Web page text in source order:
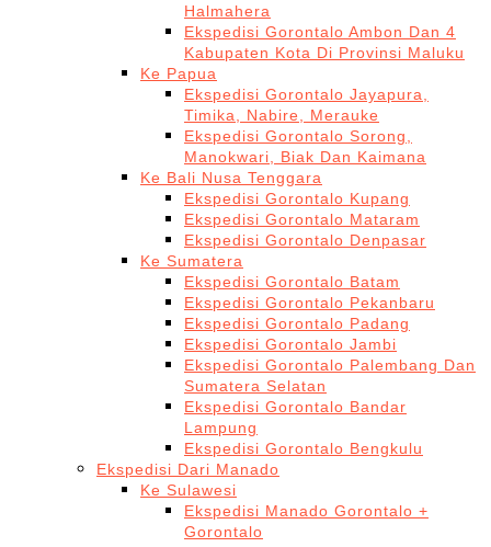
Halmahera
Ekspedisi Gorontalo Ambon Dan 4
Kabupaten Kota Di Provinsi Maluku
Ke Papua
Ekspedisi Gorontalo Jayapura,
Timika, Nabire, Merauke
Ekspedisi Gorontalo Sorong,
Manokwari, Biak Dan Kaimana
Ke Bali Nusa Tenggara
Ekspedisi Gorontalo Kupang
Ekspedisi Gorontalo Mataram
Ekspedisi Gorontalo Denpasar
Ke Sumatera
Ekspedisi Gorontalo Batam
Ekspedisi Gorontalo Pekanbaru
Ekspedisi Gorontalo Padang
Ekspedisi Gorontalo Jambi
Ekspedisi Gorontalo Palembang Dan
Sumatera Selatan
Ekspedisi Gorontalo Bandar
Lampung
Ekspedisi Gorontalo Bengkulu
Ekspedisi Dari Manado
Ke Sulawesi
Ekspedisi Manado Gorontalo +
Gorontalo